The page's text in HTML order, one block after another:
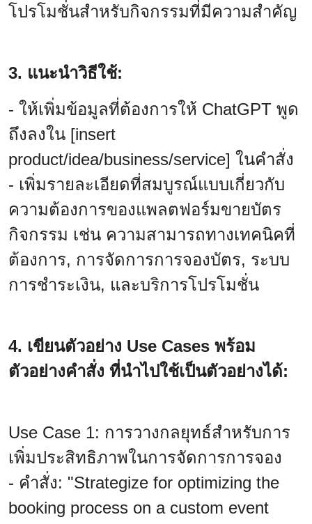
โปรโมชั่นสำหรับกิจกรรมที่มีความสำคัญ
3. แนะนำวิธีใช้:
- ให้เพิ่มข้อมูลที่ต้องการให้ ChatGPT พูด
ถึงลงใน [insert
product/idea/business/service] ในคำสั่ง
- เพิ่มรายละเอียดที่สมบูรณ์แบบเกี่ยวกับ
ความต้องการของแพลตฟอร์มขายบัตร
กิจกรรม เช่น ความสามารถทางเทคนิคที่
ต้องการ, การจัดการการจองบัตร, ระบบ
การชำระเงิน, และบริการโปรโมชั่น
4. เขียนตัวอย่าง Use Cases พร้อม
ตัวอย่างคำสั่ง ที่นำไปใช้เป็นตัวอย่างได้:
Use Case 1: การวางกลยุทธ์สำหรับการ
เพิ่มประสิทธิภาพในการจัดการการจอง
- คำสั่ง: "Strategize for optimizing the
booking process on a custom event